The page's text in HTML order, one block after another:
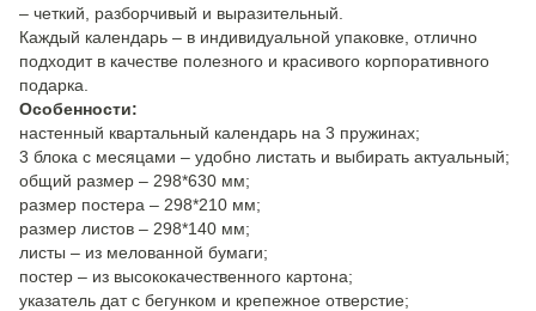
– четкий, разборчивый и выразительный.
Каждый календарь – в индивидуальной упаковке, отлично
подходит в качестве полезного и красивого корпоративного
подарка.
Особенности:
настенный квартальный календарь на 3 пружинах;
3 блока с месяцами – удобно листать и выбирать актуальный;
общий размер – 298*630 мм;
размер постера – 298*210 мм;
размер листов – 298*140 мм;
листы – из мелованной бумаги;
постер – из высококачественного картона;
указатель дат с бегунком и крепежное отверстие;